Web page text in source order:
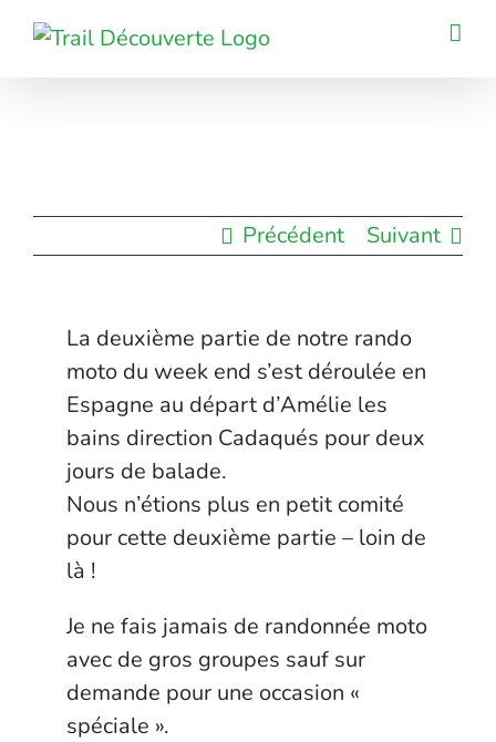
Passer
Précédent Suivant
La deuxième partie de notre rando
moto du week end s’est déroulée en
Espagne au départ d’Amélie les
bains direction Cadaqués pour deux
jours de balade.
Nous n’étions plus en petit comité
pour cette deuxième partie – loin de
là !
Je ne fais jamais de randonnée moto
avec de gros groupes sauf sur
demande pour une occasion «
spéciale ».